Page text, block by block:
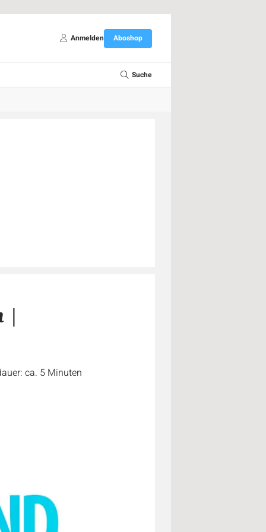
Anmelden Aboshop
Suche
|
ca. 5 Minuten